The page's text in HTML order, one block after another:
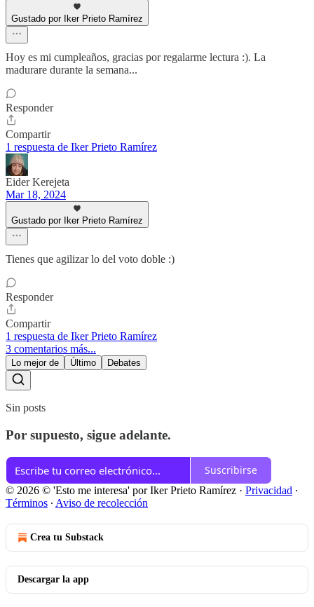
Gustado por Iker Prieto Ramírez
Hoy es mi cumpleaños, gracias por regalarme lectura :). La
madurare durante la semana...
Responder
Compartir
1 respuesta de Iker Prieto Ramírez
Eider Kerejeta
Mar 18, 2024
Gustado por Iker Prieto Ramírez
Tienes que agilizar lo del voto doble :)
Responder
Compartir
1 respuesta de Iker Prieto Ramírez
3 comentarios más...
Lo mejor de Último Debates
Sin posts
Por supuesto, sigue adelante.
Suscribirse
© 2026 © 'Esto me interesa' por Iker Prieto Ramírez · Privacidad ∙
Términos ∙ Aviso de recolección
Crea tu Substack
Descargar la app